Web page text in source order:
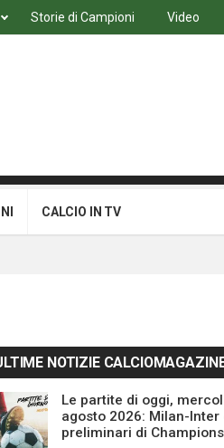
Storie di Campioni Video
CALCIO IN TV
NOTIZIE
Le partite di oggi,
agosto 2026: Milan-Inter
preliminari di Champions